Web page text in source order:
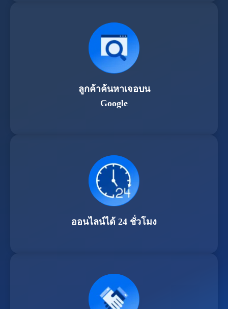
ลูกค้าค้นหาเจอบน
Google
ออนไลน์ได้ 24 ชั่วโมง